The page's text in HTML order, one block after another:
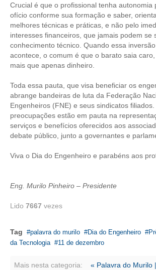
ENGENHEIRO EMPREENDEDOR
SEESP EDUCAÇÃO
PLATAFORMAS GRATUITAS
BENEFÍCIOS
PLANO DE SAÚDE
SEESPPREV
CAMPANHAS SALARIAIS
COMUNICAÇÃO
Crucial é que o profissional tenha autonomia
ofício conforme sua formação e saber,
melhores técnicas e práticas, e não pelo
interesses financeiros, que jamais podem se
conhecimento técnico. Quando essa
acontece, o comum é que o barato saia
mais que apenas dinheiro.
Toda essa pauta, que visa beneficiar os
abrange bandeiras de luta da Federação
Engenheiros (FNE) e seus sindicatos filiados.
preocupações estão em pauta na
serviços e benefícios oferecidos aos
debate público, junto a governantes e
Viva o Dia do Engenheiro e parabéns aos
Eng. Murilo Pinheiro – Presidente
Lido 7667 vezes
Tag palavra do murilo Dia do Engenheiro
da Tecnologia
11 de dezembro
Mais nesta categoria:
« Palavra do Murilo